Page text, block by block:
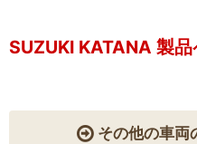
SUZUKI KATANA 製
その他の車両